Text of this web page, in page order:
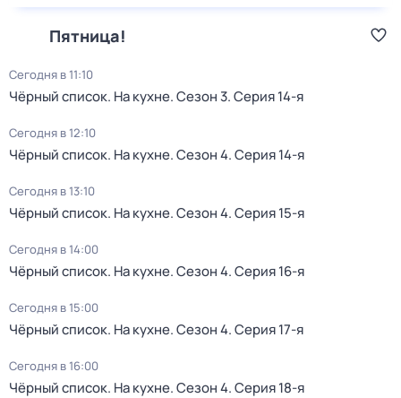
Пятница!
Сегодня в 11:10
Чёрный список. На кухне. Сезон 3. Серия 14-я
Сегодня в 12:10
Чёрный список. На кухне. Сезон 4. Серия 14-я
Сегодня в 13:10
Чёрный список. На кухне. Сезон 4. Серия 15-я
Сегодня в 14:00
Чёрный список. На кухне. Сезон 4. Серия 16-я
Сегодня в 15:00
Чёрный список. На кухне. Сезон 4. Серия 17-я
Сегодня в 16:00
Чёрный список. На кухне. Сезон 4. Серия 18-я